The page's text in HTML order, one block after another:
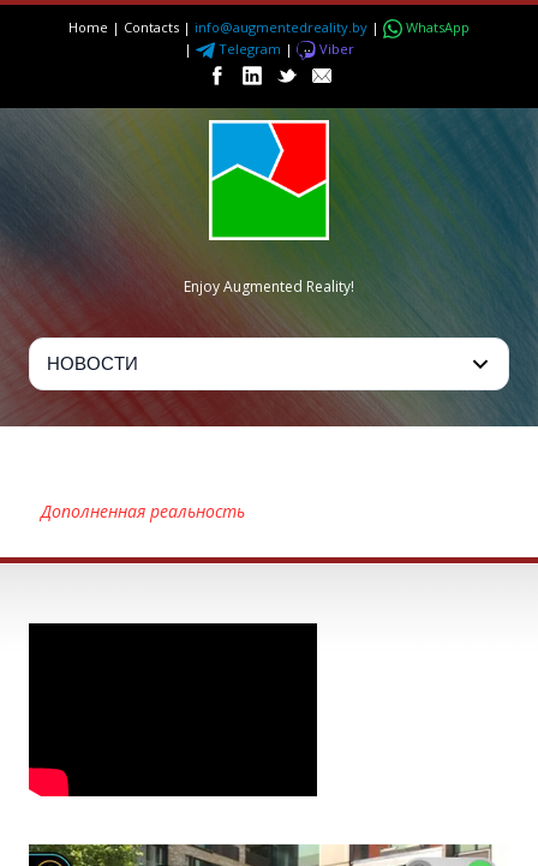
Home | Contacts | info@augmentedreality.by |
WhatsApp
|
Telegram | Viber
Enjoy Augmented Reality!
Дополненная реальность